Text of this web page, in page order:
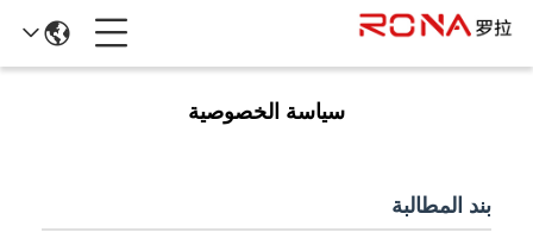
سياسة الخصوصية
بند المطالبة